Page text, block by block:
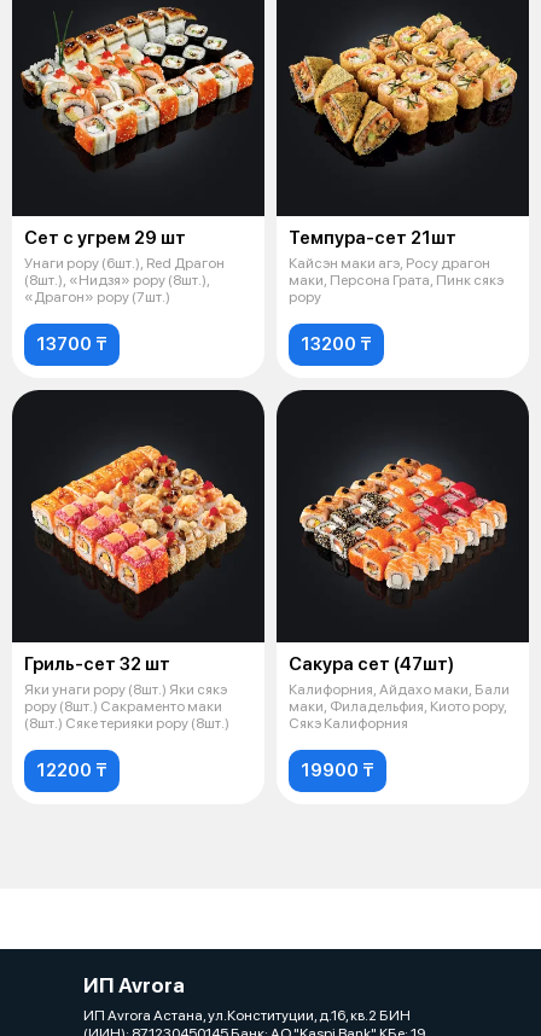
Сет с угрем 29 шт
Унаги рору (6шт.), Red Драгон
(8шт.), «Нидзя» рору (8шт.),
«Драгон» рору (7шт.)
13700 ₸
Темпура-сет 21шт
Кайсэн маки агэ, Росу драгон
маки, Персона Грата, Пинк сякэ
рору
13200 ₸
Гриль-сет 32 шт
Яки унаги рору (8шт.) Яки сякэ
рору (8шт.) Сакраменто маки
(8шт.) Сяке терияки рору (8шт.)
12200 ₸
Сакура сет (47шт)
Калифорния, Айдахо маки, Бали
маки, Филадельфия, Киото рору,
Сякэ Калифорния
19900 ₸
ИП Avrora
ИП Avrora Астана, ул.Конституции, д.16, кв.2 БИН